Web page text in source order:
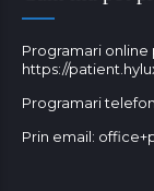
Programari online
https://
Programari
Prin email: